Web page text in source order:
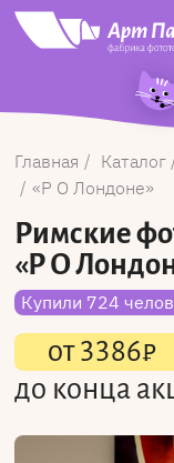
Главная Каталог
Р О Лондоне
Римские
«Р О
Купили 724
от3386₽
до конца